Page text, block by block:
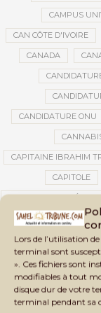
Lors de l’utilisation
terminal sont
». Ces fichiers sont
modifiables à tout
disque dur de votre
terminal pendant sa
CAMPUS
CAN CÔTE D'IVOIRE
CANADA
CANDIDATURE ONU
CAPITAINE IBRAHIM
CAPITOLE
CARTE D’IDENTITÉ
CASABLANCA
CATASTROPHES
CAUTION 10 000
CÉDÉAO CEDEAO
CEMAPI